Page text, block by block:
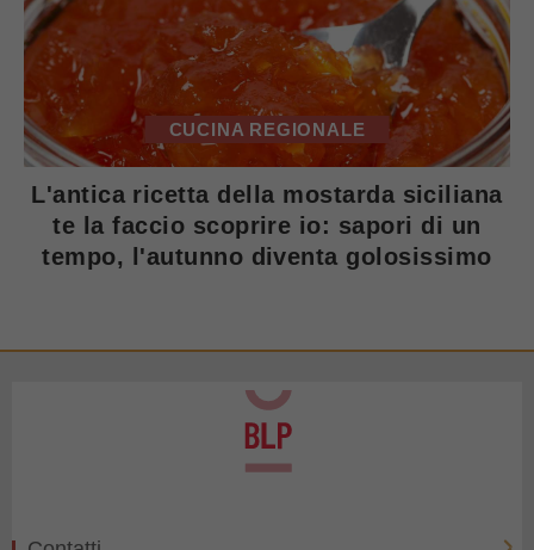
CUCINA REGIONALE
L'antica ricetta della mostarda siciliana
te la faccio scoprire io: sapori di un
tempo, l'autunno diventa golosissimo